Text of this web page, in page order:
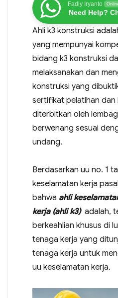
Fadly Iryanto
Need Help?
Ahli k3 konstruksi
yang mempunyai
bidang k3 konstruksi
melaksanakan dan
konstruksi yang
sertifikat pelatihan dan
diterbitkan oleh
berwenang sesuai
undang.
Berdasarkan uu no. 1
keselamatan kerja
bahwa ahli
kerja (ahli k3)adalah,
berkeahlian khusus di
tenaga kerja yang
tenaga kerja untuk
uu keselamatan kerja.